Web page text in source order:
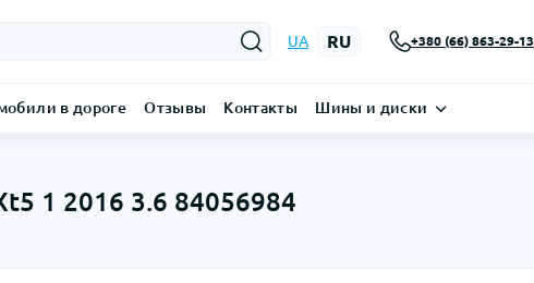
UA RU +380 (66) 863-29-13
в дороге Отзывы Контакты Шины и диски
1 2016 3.6 84056984